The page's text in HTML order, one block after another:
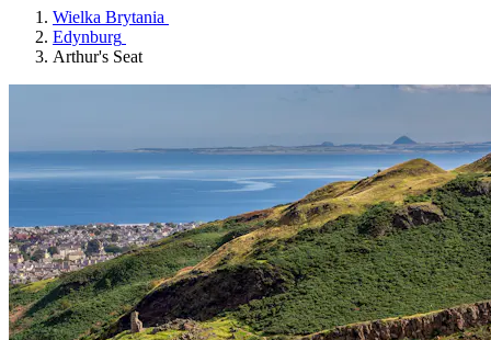
Wielka Brytania
Edynburg
Arthur's Seat